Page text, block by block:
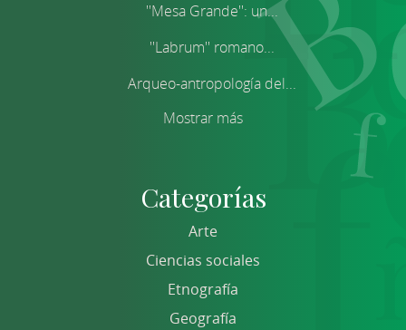
''Mesa Grande'': un...
''Labrum'' romano...
Arqueo-antropología del...
Mostrar más
Categorías
Arte
Ciencias sociales
Etnografía
Geografía